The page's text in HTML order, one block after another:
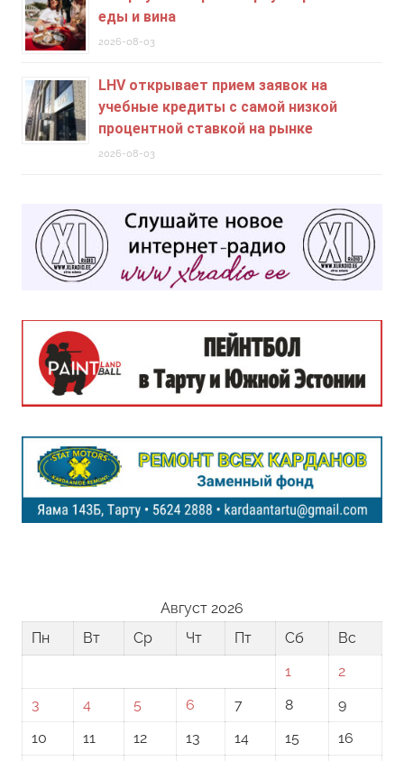
еды и вина
2026-08-03
LHV открывает прием заявок на
учебные кредиты c самой низкой
процентной ставкой на рынке
2026-08-03
Август 2026
Пн
Вт Ср Чт Пт Сб
Вс
1
2
3
4 5 6 7 8
9
10
11 12 13 14 15
16